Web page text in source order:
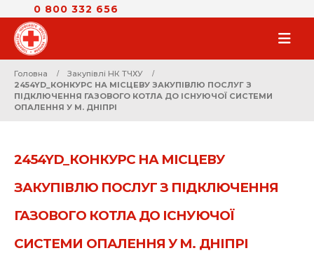
0 800 332 656
Головна
Закупівлі НК ТЧХУ
2454YD_КОНКУРС НА МІСЦЕВУ ЗАКУПІВЛЮ ПОСЛУГ З
ПІДКЛЮЧЕННЯ ГАЗОВОГО КОТЛА ДО ІСНУЮЧОЇ СИСТЕМИ
ОПАЛЕННЯ У М. ДНІПРІ
2454YD_КОНКУРС НА МІСЦЕВУ
ЗАКУПІВЛЮ ПОСЛУГ З ПІДКЛЮЧЕННЯ
ГАЗОВОГО КОТЛА ДО ІСНУЮЧОЇ
СИСТЕМИ ОПАЛЕННЯ У М. ДНІПРІ